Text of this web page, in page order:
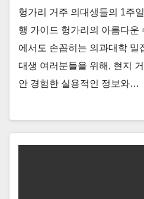
헝가리 거주 의대생들의 1주
행 가이드 헝가리의 아름다운
에서도 손꼽히는 의과대학 밀
대생 여러분들을 위해, 현지
안 경험한 실용적인 정보와…